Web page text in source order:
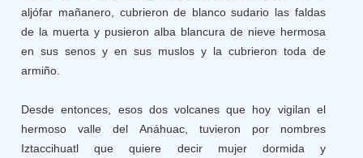
aljófar mañanero, cubrieron de blanco sudario las faldas
de la muerta y pusieron alba blancura de nieve hermosa
en sus senos y en sus muslos y la cubrieron toda de
armiño.
Desde entonces, esos dos volcanes que hoy vigilan el
hermoso valle del Anáhuac, tuvieron por nombres
Iztaccihuatl que quiere decir mujer dormida y